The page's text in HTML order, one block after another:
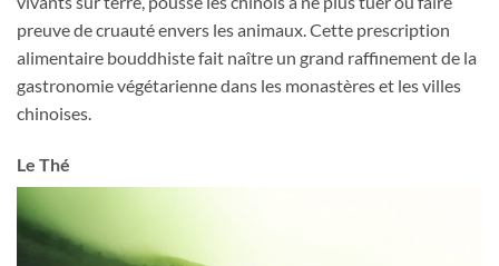
preuve de cruauté envers les animaux. Cette prescription
alimentaire bouddhiste fait naître un grand raffinement de la
gastronomie végétarienne dans les monastères et les villes
chinoises.
Le Thé